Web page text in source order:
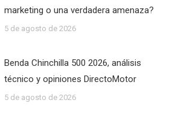
marketing o una verdadera amenaza?
5 de agosto de 2026
Benda Chinchilla 500 2026, análisis
técnico y opiniones DirectoMotor
5 de agosto de 2026